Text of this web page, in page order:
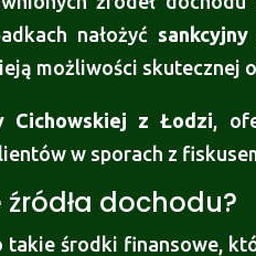
nałożyć
możliwości skutecznej
Cichowskiej z Łodzi ,
w sporach z
dochodu?
takie środki finansowe,